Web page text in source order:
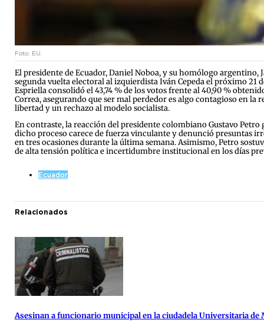
Foto: EU.
El presidente de Ecuador, Daniel Noboa, y su homólogo
segunda vuelta electoral al izquierdista Iván Cepeda el próximo 21
Espriella consolidó el 43,74 % de los votos frente al 40,90 %
Correa, asegurando que ser mal perdedor es algo contagioso en
libertad y un rechazo al modelo socialista.
En contraste, la reacción del presidente colombiano Gustavo
dicho proceso carece de fuerza vinculante y denunció presuntas
en tres ocasiones durante la última semana. Asimismo, Petro
de alta tensión política e incertidumbre institucional en los días
Ecuador
Relacionados
Asesinan a funcionario municipal en la ciudadela Universitaria de